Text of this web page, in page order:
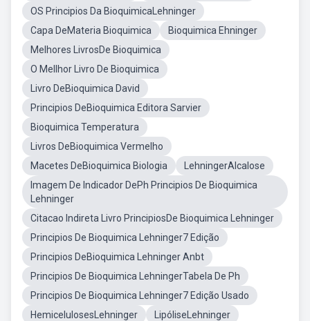
OS Principios Da BioquimicaLehninger
Capa DeMateria Bioquimica
Bioquimica Ehninger
Melhores LivrosDe Bioquimica
O Mellhor Livro De Bioquimica
Livro DeBioquimica David
Principios DeBioquimica Editora Sarvier
Bioquimica Temperatura
Livros DeBioquimica Vermelho
Macetes DeBioquimica Biologia
LehningerAlcalose
Imagem De Indicador DePh Principios De Bioquimica
Lehninger
Citacao Indireta Livro PrincipiosDe Bioquimica Lehninger
Principios De Bioquimica Lehninger7 Edição
Principios DeBioquimica Lehninger Anbt
Principios De Bioquimica LehningerTabela De Ph
Principios De Bioquimica Lehninger7 Edição Usado
HemicelulosesLehninger
LipóliseLehninger